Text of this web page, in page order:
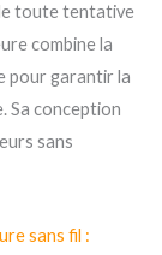
toute tentative
combine la
pour garantir la
Sa conception
sans
sans fil :